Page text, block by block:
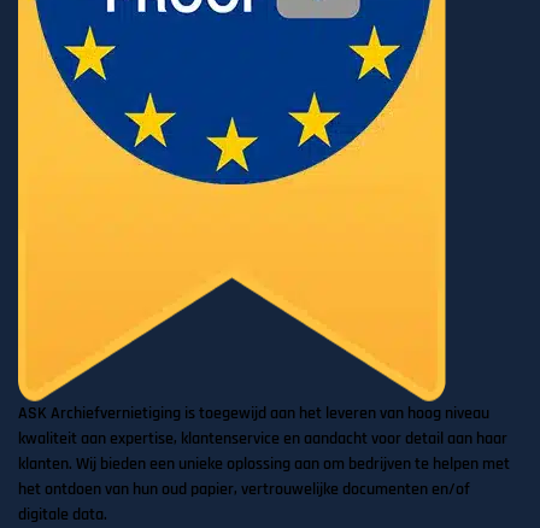
ASK Archiefvernietiging is toegewijd aan het leveren van hoog niveau
kwaliteit aan expertise, klantenservice en aandacht voor detail aan haar
klanten. Wij bieden een unieke oplossing aan om bedrijven te helpen met
het ontdoen van hun oud papier, vertrouwelijke documenten en/of
digitale data.